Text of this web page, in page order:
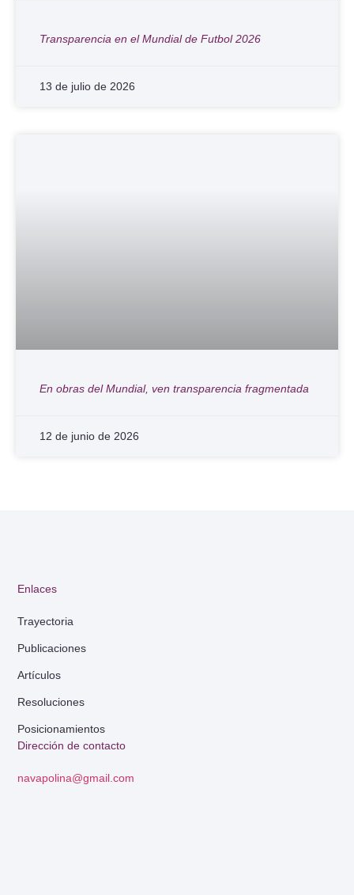
Transparencia en el Mundial de Futbol 2026
13 de julio de 2026
En obras del Mundial, ven transparencia fragmentada
12 de junio de 2026
Dirección de contacto
navapolina@gmail.com
Enlaces
Trayectoria
Publicaciones
Artículos
Resoluciones
Posicionamientos